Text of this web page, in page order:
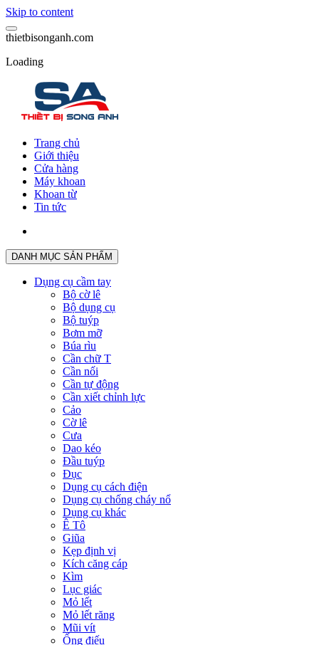
Skip to content
thietbisonganh.com
Loading
Trang chủ
Giới thiệu
Cửa hàng
Máy khoan
Khoan từ
Tin tức
DANH MỤC SẢN PHẨM
Dụng cụ cầm tay
Bộ cờ lê
Bộ dụng cụ
Bộ tuýp
Bơm mỡ
Búa rìu
Cần chữ T
Cần nối
Cần tự động
Cần xiết chỉnh lực
Cảo
Cờ lê
Cưa
Dao kéo
Đầu tuýp
Đục
Dụng cụ cách điện
Dụng cụ chống cháy nổ
Dụng cụ khác
Ê Tô
Giũa
Kẹp định vị
Kích căng cáp
Kìm
Lục giác
Mỏ lết
Mỏ lết răng
Mũi vít
Ống điếu